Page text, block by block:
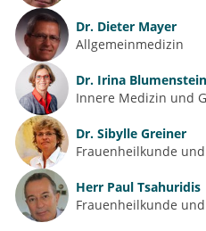
Dr. Dieter Mayer
Allgemeinmedizin
Dr. Irina Blumenstein
Innere Medizin und
Dr. Sibylle Greiner
Frauenheilkunde
Herr Paul Tsahuridis
Frauenheilkunde